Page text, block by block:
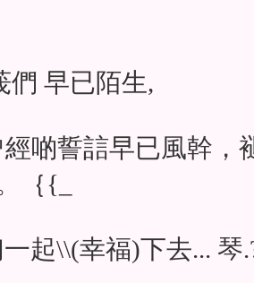
們 早已陌生,
啲誓誩早已風幹，
｛{_
起\\(幸福)下去... 琴